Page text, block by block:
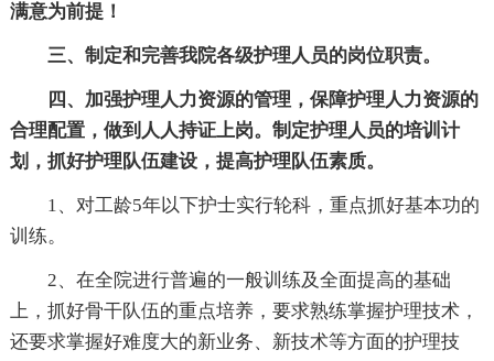
满意为前提！
三、制定和完善我院各级护理人员的岗位职责。
四、加强护理人力资源的管理，保障护理人力资源的
合理配置，做到人人持证上岗。制定护理人员的培训计
划，抓好护理队伍建设，提高护理队伍素质。
1、对工龄5年以下护士实行轮科，重点抓好基本功的
训练。
2、在全院进行普遍的一般训练及全面提高的基础
上，抓好骨干队伍的重点培养，要求熟练掌握护理技术，
还要求掌握好难度大的新业务、新技术等方面的护理技